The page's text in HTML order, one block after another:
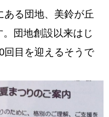
ある団地、美鈴が丘
団地創設以来はじ
回目を迎えるそうで